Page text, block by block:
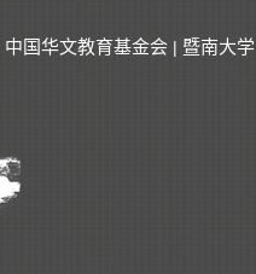
中国华文教育基金会 | 暨南大学